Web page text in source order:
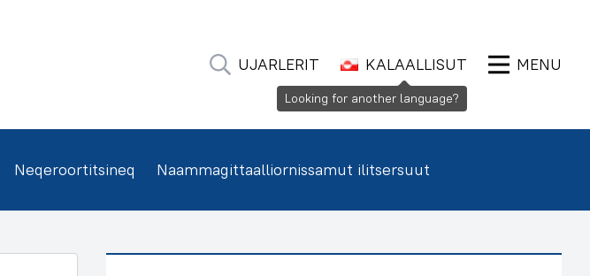
UJARLERIT KALAALLISUT MENU
Neqeroortitsineq Naammagittaalliornissamut ilitsersuut
Looking for another language?